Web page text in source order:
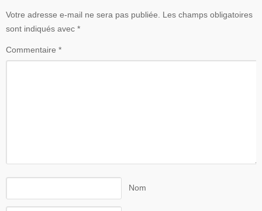
Votre adresse e-mail ne sera pas publiée.
Les champs obligatoires
sont indiqués avec *
Commentaire *
Nom